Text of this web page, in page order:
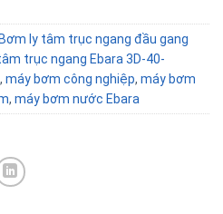
Bơm ly tâm trục ngang đầu gang
trục ngang Ebara 3D-40-
, máy bơm công nghiệp, máy bơm
, máy bơm nước Ebara